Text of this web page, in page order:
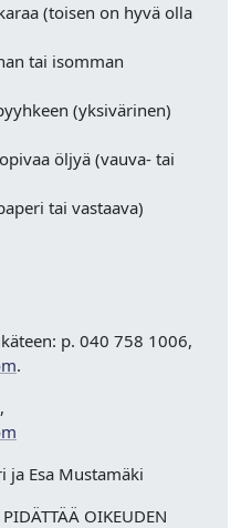
(toisen on hyvä olla
tai isomman
(yksivärinen)
öljyä (vauva- tai
tai vastaava)
p. 040 758 1006,
.
ja Esa Mustamäki
PIDÄTTÄÄ OIKEUDEN